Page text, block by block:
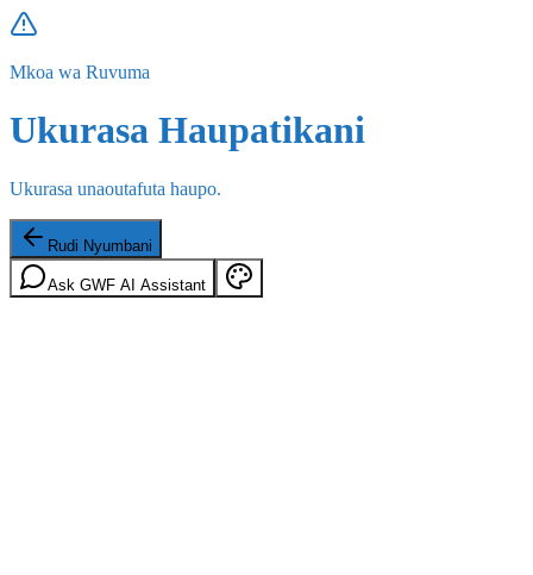
Mkoa wa Ruvuma
Ukurasa Haupatikani
Ukurasa unaoutafuta haupo.
Rudi Nyumbani
Ask GWF AI Assistant